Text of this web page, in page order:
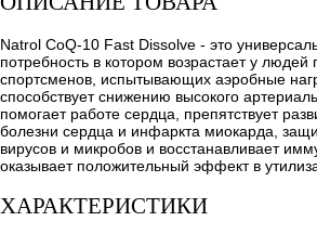
Natrol CoQ-10 Fast Dissolve - это
потребность в котором возрастает у людей
спортсменов, испытывающих аэробные
способствует снижению высокого
помогает работе сердца, препятствует
болезни сердца и инфаркта миокарда,
вирусов и микробов и восстанавливает
оказывает положительный эффект в
ХАРАКТЕРИСТИКИ